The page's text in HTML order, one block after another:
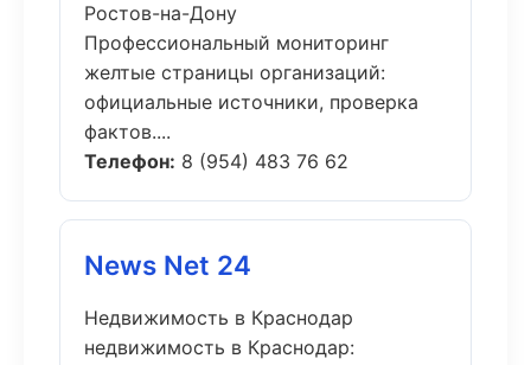
Ростов-на-Дону
Профессиональный мониторинг
желтые страницы организаций:
официальные источники, проверка
фактов....
Телефон: 8 (954) 483 76 62
News Net 24
Недвижимость в Краснодар
недвижимость в Краснодар: